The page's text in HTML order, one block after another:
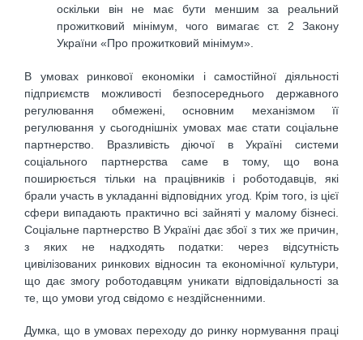
оскільки він не має бути меншим за реальний
прожитковий мінімум, чого вимагає ст. 2 Закону
України «Про прожитковий мінімум».
В умовах ринкової економіки і самостійної діяльності
підприємств можливості безпосереднього державного
регулювання обмежені, основним механізмом її
регулювання у сьогоднішніх умовах має стати соціальне
партнерство. Вразливість діючої в Україні системи
соціального партнерства саме в тому, що вона
поширюється тільки на працівників і роботодавців, які
брали участь в укладанні відповідних угод. Крім того, із цієї
сфери випадають практично всі зайняті у малому бізнесі.
Соціальне партнерство В Україні дає збої з тих же причин,
з яких не надходять податки: через відсутність
цивілізованих ринкових відносин та економічної культури,
що дає змогу роботодавцям уникати відповідальності за
те, що умови угод свідомо є нездійсненними.
Думка, що в умовах переходу до ринку нормування праці